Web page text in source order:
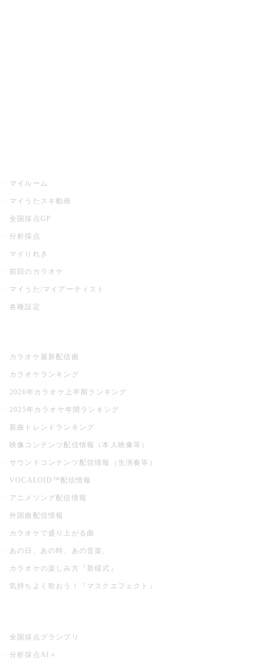
マイルーム
マイうたスキ動画
全国採点GP
分析採点
マイりれき
前回のカラオケ
マイうた/マイアーティスト
各種設定
カラオケ最新配信曲
カラオケランキング
2026年カラオケ上半期ランキング
2025年カラオケ年間ランキング
新曲トレンドランキング
映像コンテンツ配信情報（本人映像等）
サウンドコンテンツ配信情報（生演奏等）
VOCALOID™配信情報
アニメソング配信情報
外国曲配信情報
カラオケで盛り上がる曲
あの日、あの時、あの音楽。
カラオケの楽しみ方『新様式』
気持ちよく歌おう！『マスクエフェクト』
全国採点グランプリ
分析採点AI＋